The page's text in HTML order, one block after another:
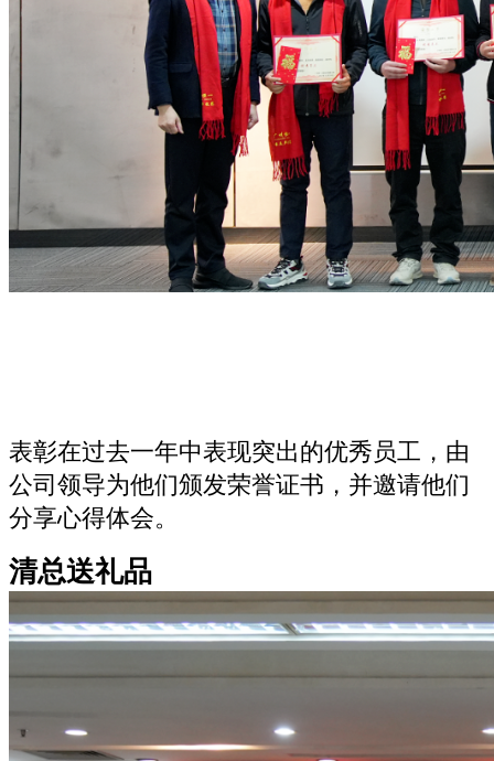
表彰在过去一年中表现突出的优秀员工，由
公司领导为他们颁发荣誉证书，并邀请他们
分享心得体会。
清总送礼品